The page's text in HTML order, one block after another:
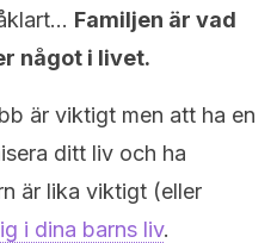
Familjen är vad
något i livet.
är viktigt men att ha en
ditt liv och ha
är lika viktigt (eller
i dina barns liv.